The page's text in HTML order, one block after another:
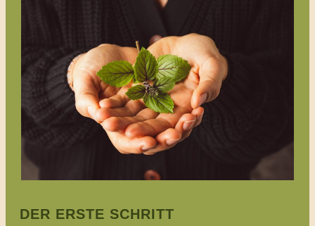
DER ERSTE SCHRITT